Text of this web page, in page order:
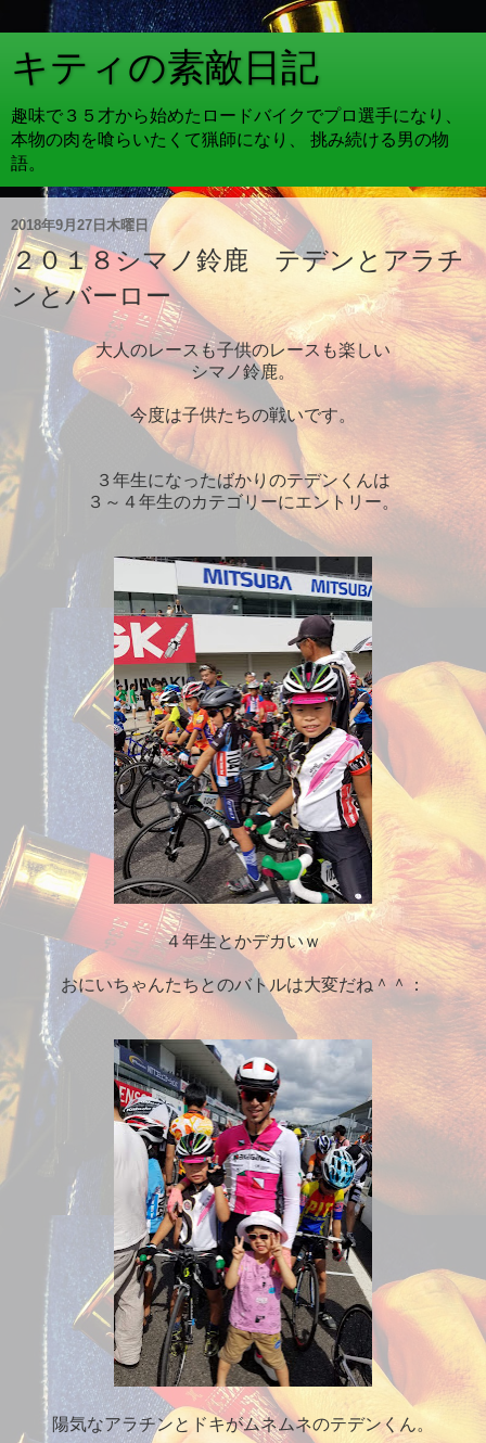
キティの素敵日記
趣味で３５才から始めたロードバイクでプロ選手になり、
本物の肉を喰らいたくて猟師になり、 挑み続ける男の物
語。
2018年9月27日木曜日
２０１８シマノ鈴鹿 テデンとアラチ
ンとバーロー
大人のレースも子供のレースも楽しい
シマノ鈴鹿。
今度は子供たちの戦いです。
３年生になったばかりのテデンくんは
３～４年生のカテゴリーにエントリー。
４年生とかデカいｗ
おにいちゃんたちとのバトルは大変だね＾＾：
陽気なアラチンとドキがムネムネのテデンくん。